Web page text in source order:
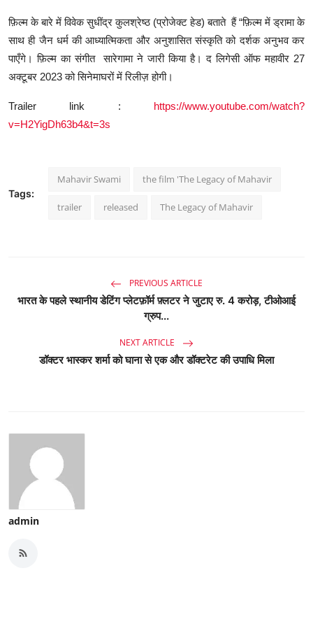
फ़िल्म के बारे में विवेक सुधींद्र कुलश्रेष्ठ (प्रोजेक्ट हेड) बताते हैं “फ़िल्म में ड्रामा के
साथ ही जैन धर्म की आध्यात्मिकता और अनुशासित संस्कृति को दर्शक अनुभव कर
पाएँगे। फ़िल्म का संगीत सारेगामा ने जारी किया है। द लिगेसी ऑफ महावीर 27
अक्टूबर 2023 को सिनेमाघरों में रिलीज़ होगी।
Trailer link : https://www.youtube.com/watch?
v=H2YigDh63b4&t=3s
Tags:
Mahavir Swami the film 'The Legacy of Mahavir
trailer released The Legacy of Mahavir
PREVIOUS ARTICLE
भारत के पहले स्थानीय डेटिंग प्लेटफ़ॉर्म फ़्लटर ने जुटाए रु. 4 करोड़, टीओआई
ग्रुप...
NEXT ARTICLE
डॉक्टर भास्कर शर्मा को घाना से एक और डॉक्टरेट की उपाधि मिला
admin